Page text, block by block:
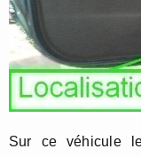
Sur ce véhicule